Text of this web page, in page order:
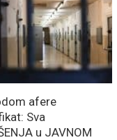
afere
Sva
u JAVNOM